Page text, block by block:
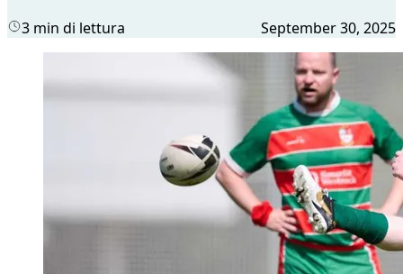
3 min di lettura September 30, 2025